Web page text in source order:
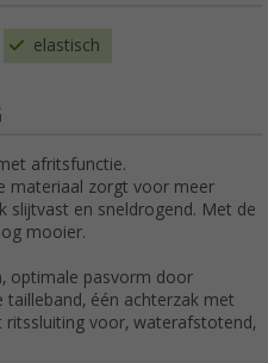
elastisch
afritsfunctie.
materiaal zorgt voor meer
slijtvast en sneldrogend. Met de
mooier.
optimale pasvorm door
één achterzak met
ritssluiting voor, waterafstotend,